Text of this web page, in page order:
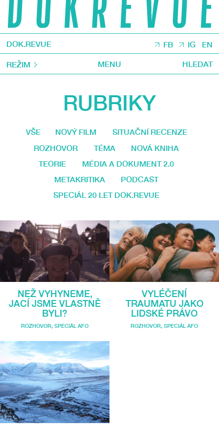
DOK.REVUE FB IG EN
REŽIM MENU HLEDAT
RUBRIKY
VŠE NOVÝ FILM
SITUAČNÍ RECENZE
ROZHOVOR
TÉMA
NOVÁ KNIHA
TEORIE
MÉDIA A DOKUMENT 2.0
METAKRITIKA
PODCAST
SPECIÁL 20 LET DOK.REVUE
NEŽ VYHYNEME,
JACÍ JSME VLASTNĚ
BYLI?
ROZHOVOR, SPECIÁL AFO
VYLÉČENÍ
TRAUMATU JAKO
LIDSKÉ PRÁVO
ROZHOVOR, SPECIÁL AFO